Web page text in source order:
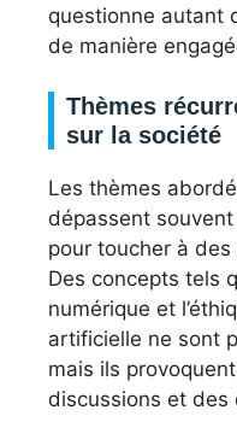
questionne autant
de manière
Thèmes
sur la société
Les thèmes
dépassent
pour toucher à
Des concepts tels
numérique et
artificielle ne sont
mais ils
discussions et